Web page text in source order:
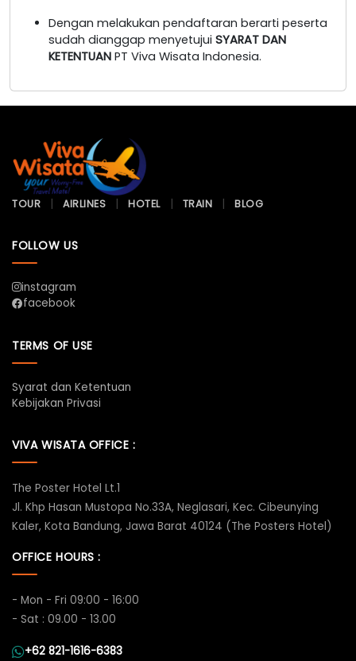
Dengan melakukan pendaftaran berarti peserta
sudah dianggap menyetujui SYARAT DAN
KETENTUAN PT Viva Wisata Indonesia.
TOUR AIRLINES HOTEL TRAIN BLOG
FOLLOW US
instagram
facebook
TERMS OF USE
Syarat dan Ketentuan
Kebijakan Privasi
VIVA WISATA OFFICE :
The Poster Hotel Lt.1
Jl. Khp Hasan Mustopa No.33A, Neglasari, Kec. Cibeunying
Kaler, Kota Bandung, Jawa Barat 40124 (The Posters Hotel)
OFFICE HOURS :
- Mon - Fri 09:00 - 16:00
- Sat : 09.00 - 13.00
+62 821-1616-6383